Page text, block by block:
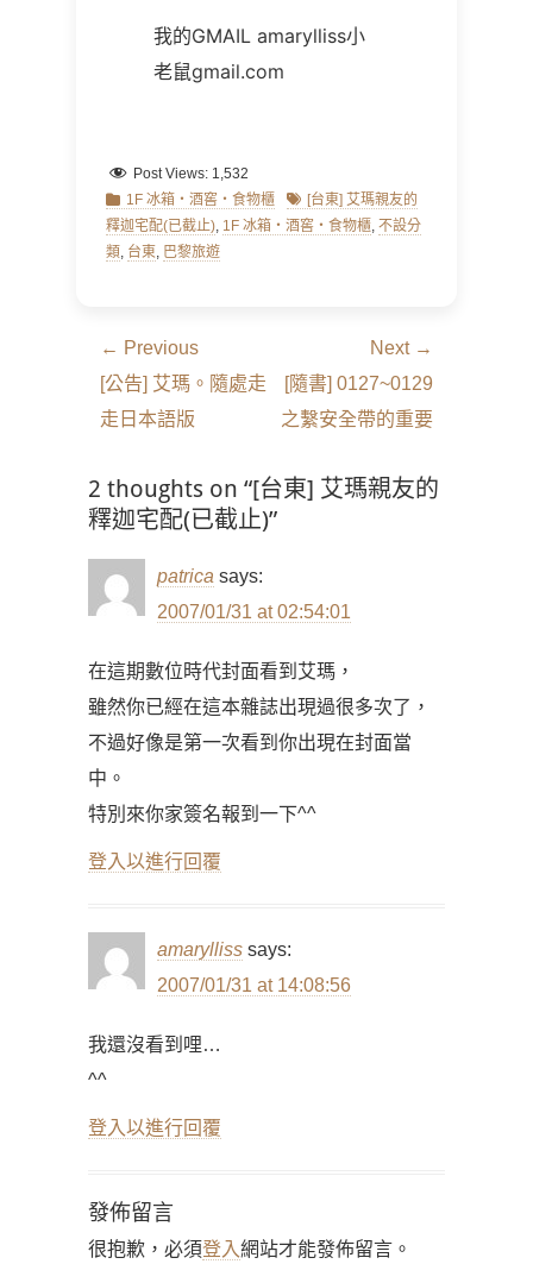
我的GMAIL amarylliss小
老鼠gmail.com
Post Views: 1,532
Categories
1F 冰箱‧酒窖‧食物櫃 Tags[台東] 艾瑪親友的
釋迦宅配(已截止), 1F 冰箱‧酒窖‧食物櫃, 不設分
類, 台東, 巴黎旅遊
文
章
導
覽
← Previous
Previous
post:
[公告] 艾瑪。隨處走
走日本語版
Next →
Next
post:
[隨書] 0127~0129
之繫安全帶的重要
2 thoughts on “[台東] 艾瑪親友的
釋迦宅配(已截止)”
patrica says:
2007/01/31 at 02:54:01
在這期數位時代封面看到艾瑪，
雖然你已經在這本雜誌出現過很多次了，
不過好像是第一次看到你出現在封面當
中。
特別來你家簽名報到一下^^
登入以進行回覆
amarylliss says:
2007/01/31 at 14:08:56
我還沒看到哩…
^^
登入以進行回覆
發佈留言
很抱歉，必須登入網站才能發佈留言。